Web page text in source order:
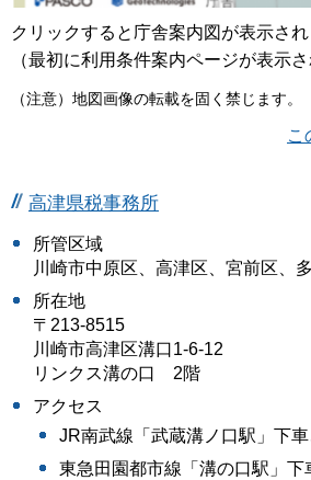
クリックすると庁舎案内図が表示され
（最初に利用条件案内ページが表示さ
（注意）地図画像の転載を固く禁じます。
こ
高津県税事務所
所管区域
川崎市中原区、高津区、宮前区、
所在地
〒213-8515
川崎市高津区溝口1-6-12
リンクス溝の口 2階
アクセス
JR南武線「武蔵溝ノ口駅」下
東急田園都市線「溝の口駅」下